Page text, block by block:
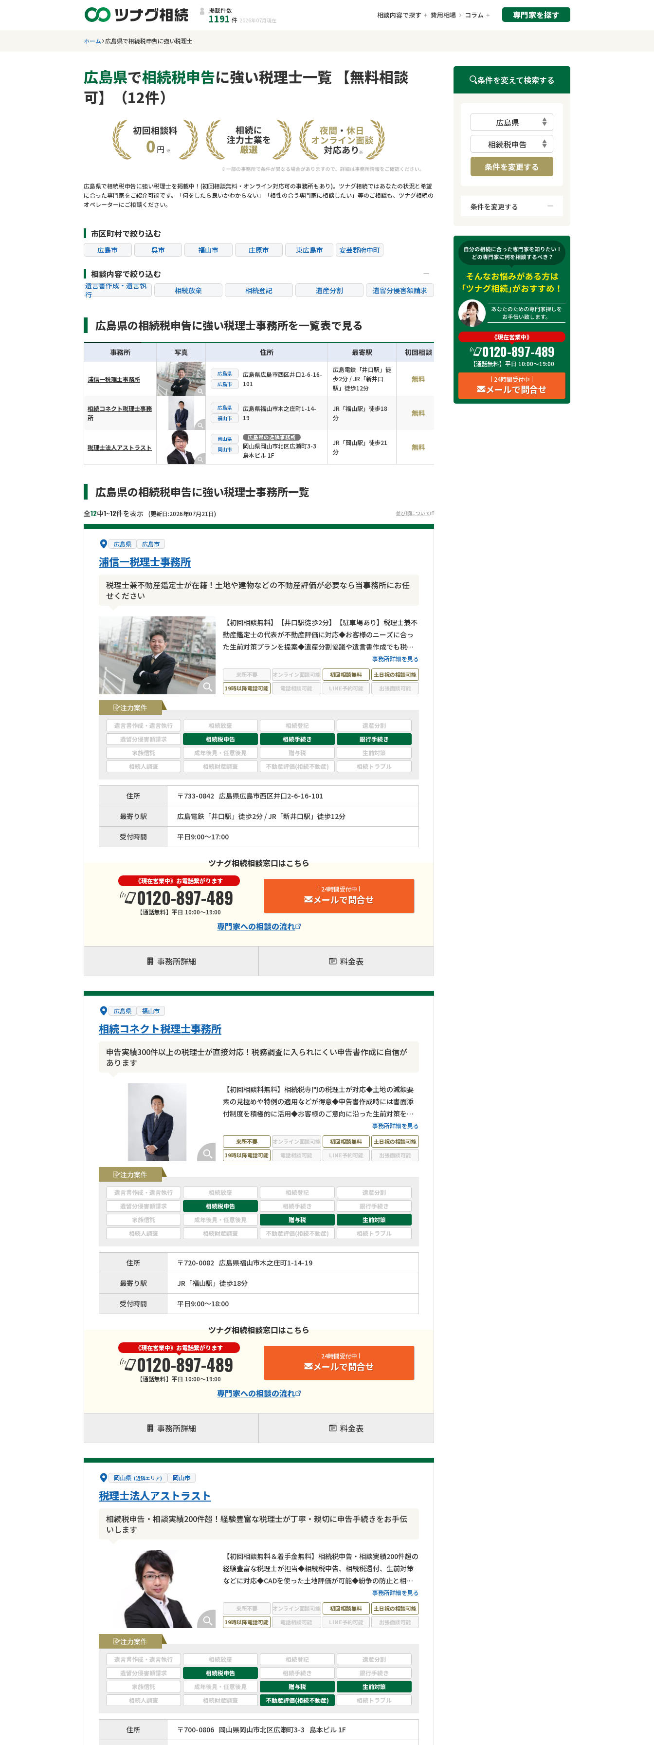
掲載件数
1191 件 2026年07月 現在
相談内容で探す 費用相場 コラム 専門家を探す
ホーム 広島県で相続税申告に強い税理士
広島県で相続税申告に強い税理士一覧 【無料相談
可】（12件）
広島県で相続税申告に強い税理士を掲載中！(初回相談無料・オンライン対応可の事務所もあり)。ツナグ相続ではあなたの状況と希望
に合った専門家をご紹介可能です。「何をしたら良いかわからない」「相性の合う専門家に相談したい」等のご相談も、ツナグ相続の
オペレーターにご相談ください。
市区町村で絞り込む
広島市 呉市 福山市 庄原市 東広島市 安芸郡府中町
相談内容で絞り込む
遺言書作成・遺言執
行
相続放棄 相続登記 遺産分割
遺留分侵害額請求
贈与税
生前対策 相続人調査 相続財産調査
広島県の相続税申告に強い税理士事務所を一覧表で見る
横スクロール可能
事務所 写真 住所 最寄駅 初回相談 費用 オンライン面談
浦信一税理士事務所
広島県
広島市
広島県広島市西区井口2-6-16-
101
広島電鉄「井口駅」徒
歩2分 / JR「新井口
駅」徒歩12分
無料
対応不可
相続コネクト税理士事務
所
広島県
福山市
広島県福山市木之庄町1-14-
19
JR「福山駅」徒歩18
分
無料
税理士法人アストラスト
岡山県
岡山市
広島県の近隣事務所
岡山県岡山市北区広瀬町3-3
島本ビル 1F
JR「岡山駅」徒歩21
分
無料
広島県の相続税申告に強い税理士事務所一覧
全12中1~12件を表示 (更新日:2026年07月21日) 並び順について
広島県 広島市
税理士兼不動産鑑定士が在籍！土地や建物などの不動産評価が必要なら当事務所にお任
せください
浦信一税理士事務所
【初回相談無料】【井口駅徒歩2分】【駐車場あり】税理士兼不
動産鑑定士の代表が不動産評価に対応◆お客様のニーズに合っ
た生前対策プランを提案◆遺産分割協議や遺言書作成でも税金
面のアドバイスが可能◆コミュニケーションを重視した代表税
理士が、納得のいく相続を実現できるようしっかりサポートし
ます。
事務所詳細を見る
来所不要 オンライン面談可能 初回相談無料
土日祝の相談可能
19時以降電話可能
電話相談可能 LINE予約可能 出張面談可能
注力案件
遺言書作成・遺言執行 相続放棄 相続登記
遺産分割
遺留分侵害額請求
相続税申告 相続手続き
銀行手続き
家族信託
成年後見・任意後見 贈与税
生前対策
相続人調査
相続財産調査 不動産評価(相続不動産) 相続トラブル
住所 〒733-0842 広島県広島市西区井口2-6-16-101
最寄り駅 広島電鉄「井口駅」徒歩2分 / JR「新井口駅」徒歩12分
受付時間 平日9:00～17:00
ツナグ相続相談窓口はこちら
《現在営業中》お電話繋がります
0120-897-489
【通話無料】平日 10:00～19:00
24時間受付中
メールで問合せ
専門家への相談の流れ
事務所詳細 料金表
広島県 福山市
申告実績300件以上の税理士が直接対応！税務調査に入られにくい申告書作成に自信が
あります
相続コネクト税理士事務所
【初回相談料無料】相続税専門の税理士が対応◆土地の減額要
素の見極めや特例の適用などが得意◆申告書作成時には書面添
付制度を積極的に活用◆お客様のご意向に沿った生前対策を提
案◆事業承継などその他相続業務にも対応可能◆広島県・岡山
県内で相続税申告をするなら当事務所にご相談ください。
事務所詳細を見る
来所不要 オンライン面談可能 初回相談無料
土日祝の相談可能
19時以降電話可能
電話相談可能 LINE予約可能 出張面談可能
注力案件
遺言書作成・遺言執行 相続放棄 相続登記
遺産分割
遺留分侵害額請求
相続税申告 相続手続き
銀行手続き
家族信託
成年後見・任意後見 贈与税
生前対策
相続人調査
相続財産調査 不動産評価(相続不動産) 相続トラブル
住所 〒720-0082 広島県福山市木之庄町1-14-19
最寄り駅 JR「福山駅」徒歩18分
受付時間 平日9:00～18:00
ツナグ相続相談窓口はこちら
《現在営業中》お電話繋がります
0120-897-489
【通話無料】平日 10:00～19:00
24時間受付中
メールで問合せ
専門家への相談の流れ
事務所詳細 料金表
岡山県 (近隣エリア) 岡山市
相続税申告・相談実績200件超！経験豊富な税理士が丁寧・親切に申告手続きをお手伝
いします
税理士法人アストラスト
【初回相談無料＆着手金無料】相続税申告・相談実績200件超の
経験豊富な税理士が担当◆相続税申告、相続税還付、生前対策
などに対応◆CADを使った土地評価が可能◆紛争の防止と相続
税の節税の両方をしっかりとサポートします。相続のことなら
税理士法人アストラストまでご相談ください。
事務所詳細を見る
来所不要 オンライン面談可能 初回相談無料
土日祝の相談可能
19時以降電話可能
電話相談可能 LINE予約可能 出張面談可能
注力案件
遺言書作成・遺言執行 相続放棄 相続登記
遺産分割
遺留分侵害額請求
相続税申告 相続手続き
銀行手続き
家族信託
成年後見・任意後見 贈与税
生前対策
相続人調査
相続財産調査 不動産評価(相続不動産) 相続トラブル
住所 〒700-0806 岡山県岡山市北区広瀬町3-3 島本ビル 1F
条件を変えて検索する
広島県
相続税申告
条件を変更する
条件を変更する
オンライン面談可能
初回相談無料
土日祝の相談可能
19時以降電話可能
電話相談可能
LINE予約可能
出張面談可能
《現在営業中》
0120-897-489
【通話無料】平日 10:00～19:00
24時間受付中
メールで問合せ